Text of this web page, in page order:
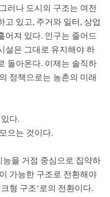
그러나 도시의 구조는 여전
고 있고, 주거와 일터 , 상업
어져 있다. 인구는 줄어드
설은 그대로 유지해야 하
돌아온다. 이제는 솔직하
정책으로는 농촌의 미래
다.
으는 것이다.
능을 거점 중심으로 집약하
가능한 구조로 전환해야
형 구조’로의 전환이다.